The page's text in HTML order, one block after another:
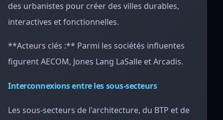
des urbanistes pour créer des villes durables,
interactives et fonctionnelles.
**Acteurs clés :** Parmi les sociétés influentes
figurent AECOM, Jones Lang LaSalle et Arcadis.
Interconnexions entre les sous-secteurs
Les sous-secteurs de l'architecture, du BTP et de